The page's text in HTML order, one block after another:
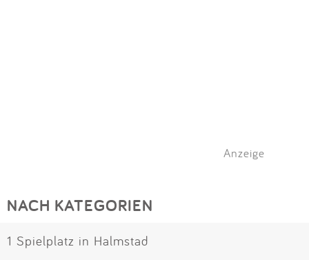
Anzeige
NACH KATEGORIEN
1 Spielplatz in Halmstad